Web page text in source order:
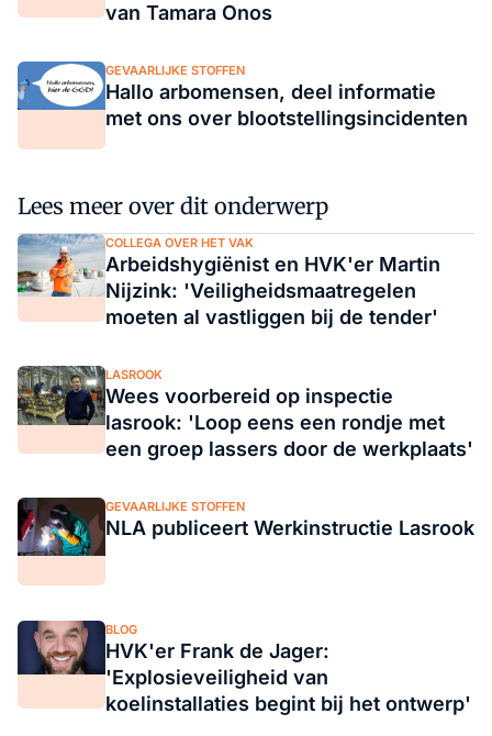
van Tamara Onos
GEVAARLIJKE STOFFEN
Hallo arbomensen, deel informatie
met ons over blootstellingsincidenten
Lees meer over dit onderwerp
COLLEGA OVER HET VAK
Arbeidshygiënist en HVK'er Martin
Nijzink: 'Veiligheidsmaatregelen
moeten al vastliggen bij de tender'
LASROOK
Wees voorbereid op inspectie
lasrook: 'Loop eens een rondje met
een groep lassers door de werkplaats'
GEVAARLIJKE STOFFEN
NLA publiceert Werkinstructie Lasrook
BLOG
HVK'er Frank de Jager:
'Explosieveiligheid van
koelinstallaties begint bij het ontwerp'